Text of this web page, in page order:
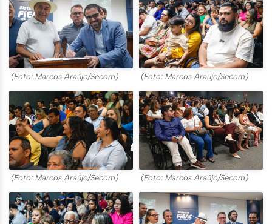
(Foto: Marcos Araújo/Secom) (Foto: Marcos Araújo/Secom)
(Foto: Marcos Araújo/Secom) (Foto: Marcos Araújo/Secom)